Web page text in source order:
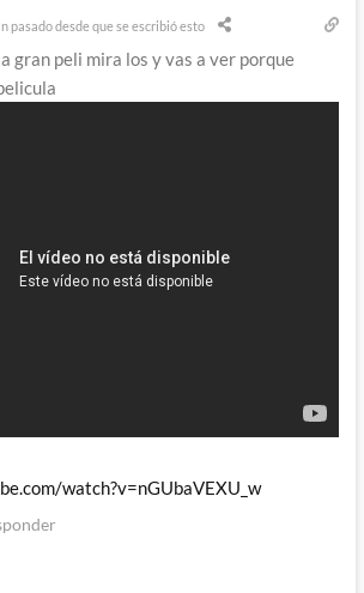
pasado desde que se escribió esto
gran peli mira los y vas a ver porque
watch?v=nGUbaVEXU_w